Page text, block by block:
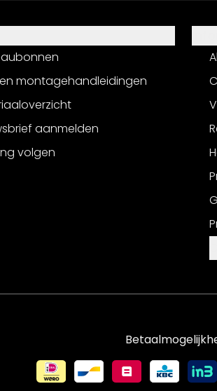
montagehandleidingen
aanmelden
volgen